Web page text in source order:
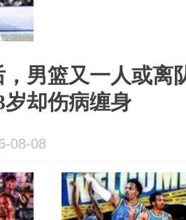
男篮又一人或离
岁却伤病缠身
08-08